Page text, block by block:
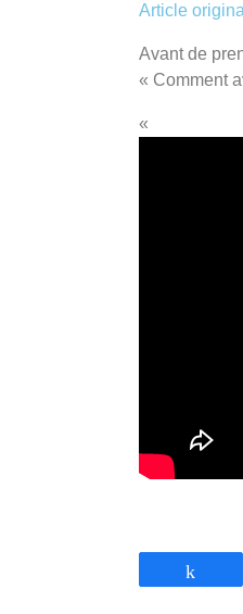
Article original
Avant de
« Comment
«